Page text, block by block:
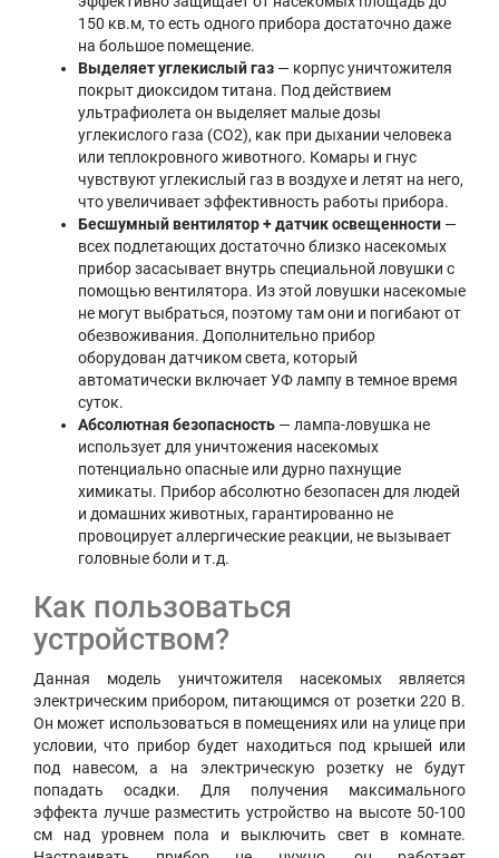
150 кв.м, то есть одного прибора достаточно даже
на большое помещение.
Выделяет углекислый газ — корпус уничтожителя
покрыт диоксидом титана. Под действием
ультрафиолета он выделяет малые дозы
углекислого газа (СО2), как при дыхании человека
или теплокровного животного. Комары и гнус
чувствуют углекислый газ в воздухе и летят на него,
что увеличивает эффективность работы прибора.
Бесшумный вентилятор + датчик освещенности —
всех подлетающих достаточно близко насекомых
прибор засасывает внутрь специальной ловушки с
помощью вентилятора. Из этой ловушки насекомые
не могут выбраться, поэтому там они и погибают от
обезвоживания. Дополнительно прибор
оборудован датчиком света, который
автоматически включает УФ лампу в темное время
суток.
Абсолютная безопасность — лампа-ловушка не
использует для уничтожения насекомых
потенциально опасные или дурно пахнущие
химикаты. Прибор абсолютно безопасен для людей
и домашних животных, гарантированно не
провоцирует аллергические реакции, не вызывает
головные боли и т.д.
Как пользоваться
устройством?
Данная модель уничтожителя насекомых является
электрическим прибором, питающимся от розетки 220 В.
Он может использоваться в помещениях или на улице при
условии, что прибор будет находиться под крышей или
под навесом, а на электрическую розетку не будут
попадать осадки. Для получения максимального
эффекта лучше разместить устройство на высоте 50-100
см над уровнем пола и выключить свет в комнате.